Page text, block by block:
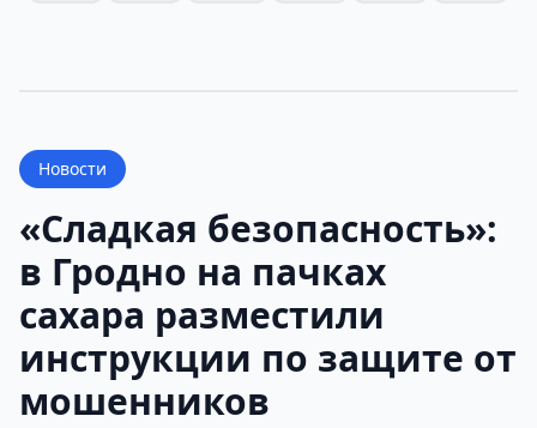
Новости
«Сладкая безопасность»:
в Гродно на пачках
сахара разместили
инструкции по защите от
мошенников